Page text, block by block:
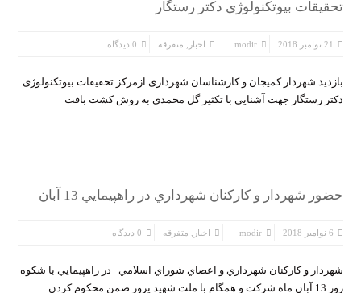
تحقیقات بیوتکنولوژی دکتر رستگار
21 نوامبر 2018 modir اخبار متفرقه 0 دیدگاه
بازدید شهردار کمیجان و کارشناسان شهرداری ازمرکز تحقیقات بیوتکنولوژی
دکتر رستگار جهت آشنایی با تکثیر گل محمدی به روش کشت بافت
حضور شهردار و كاركنان شهرداري در راهپيمايي 13 آبان
6 نوامبر 2018 modir اخبار متفرقه 0 دیدگاه
شهردار و كاركنان شهرداري و اعضاي شوراي اسلامي در راهپيمايي با شکوه
روز 13 آبان ماه شرکت و همگام با ملت شهيد پرور ضمن محکوم کردن